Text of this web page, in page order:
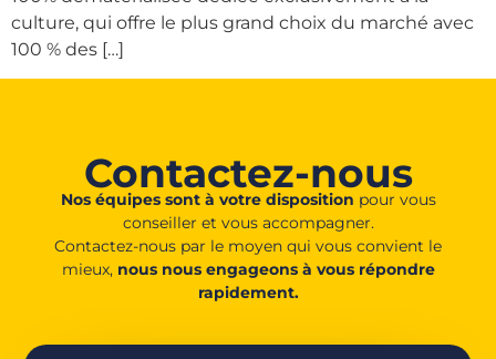
culture, qui offre le plus grand choix du marché avec
100 % des […]
Contactez-nous
Nos équipes sont à votre disposition pour vous
conseiller et vous accompagner.
Contactez-nous par le moyen qui vous convient le
mieux, nous nous engageons à vous répondre
rapidement.